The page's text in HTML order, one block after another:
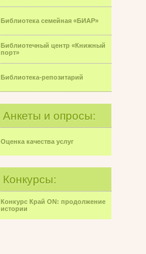
Библиотека семейная «БИАР»
Библиотечный центр «Книжный
порт»
Библиотека-репозитарий
Анкеты и опросы:
Оценка качества услуг
Конкурсы:
Конкурс Край ON: продолжение
истории